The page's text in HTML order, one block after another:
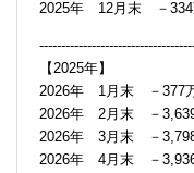
2025年 12月末 －334
【2025年】
2026年 1月末 －377
2026年 2月末 －
2026年 3月末 －
2026年 4月末 －